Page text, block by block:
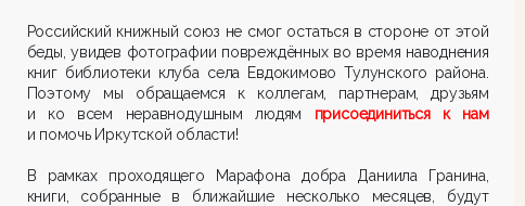
Российский книжный союз не смог остаться в стороне от этой
беды, увидев фотографии повреждённых во время наводнения
книг библиотеки клуба села Евдокимово Тулунского района.
Поэтому мы обращаемся к коллегам, партнерам, друзьям
и ко всем неравнодушным людям присоединиться к нам
и помочь Иркутской области!
В рамках проходящего Марафона добра Даниила Гранина,
книги, собранные в ближайшие несколько месяцев, будут